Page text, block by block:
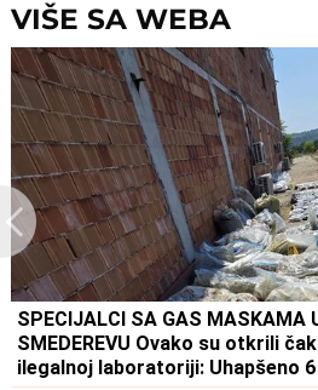
VIŠE SA WEBA
SPECIJALCI SA GAS MASKAMA
SMEDEREVU Ovako su otkrili
ilegalnoj laboratoriji: Uhapšeno 6